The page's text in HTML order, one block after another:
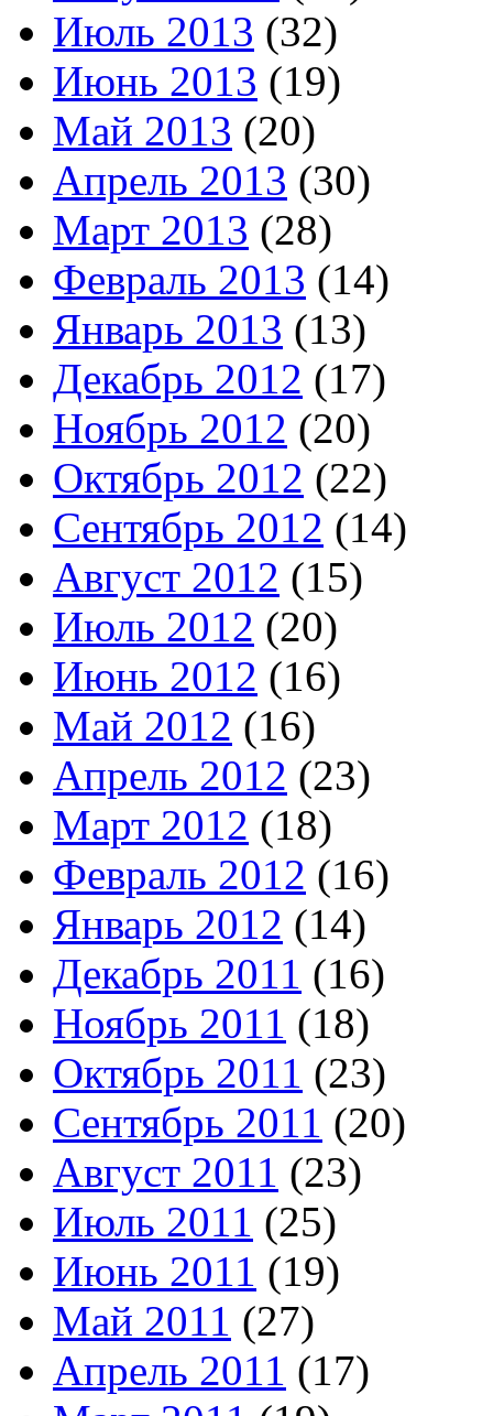
Июль 2013 (32)
Июнь 2013 (19)
Май 2013 (20)
Апрель 2013 (30)
Март 2013 (28)
Февраль 2013 (14)
Январь 2013 (13)
Декабрь 2012 (17)
Ноябрь 2012 (20)
Октябрь 2012 (22)
Сентябрь 2012 (14)
Август 2012 (15)
Июль 2012 (20)
Июнь 2012 (16)
Май 2012 (16)
Апрель 2012 (23)
Март 2012 (18)
Февраль 2012 (16)
Январь 2012 (14)
Декабрь 2011 (16)
Ноябрь 2011 (18)
Октябрь 2011 (23)
Сентябрь 2011 (20)
Август 2011 (23)
Июль 2011 (25)
Июнь 2011 (19)
Май 2011 (27)
Апрель 2011 (17)